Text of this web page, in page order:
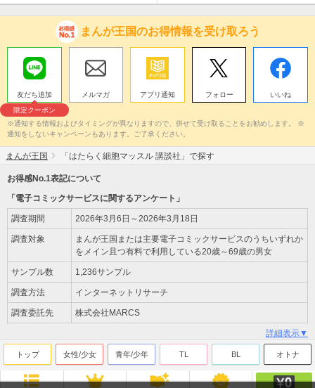
まんが王国のお得情報を受け取ろう
友だち追加
限定クーポン
メルマガ アプリ通知 フォロー いいね
※通知する情報およびタイミングが異なりますので、併せて受け取ることをお勧めします。 ※
通知をしないキャンペーンもあります。ご了承ください。
まんが王国 「はたらく細胞マッスル 講談社」で探す
お得感No.1表記について
「電子コミックサービスに関するアンケート」
調査期間 2026年3月6日～2026年3月18日
調査対象
まんが王国または主要電子コミックサービスのうちいずれか
をメイン且つ有料で利用している20歳～69歳の男女
サンプル数 1,236サンプル
調査方法 インターネットリサーチ
調査委託先 株式会社MARCS
詳細表示▼
トップ 女性/少女 青年/少年 TL BL オトナ